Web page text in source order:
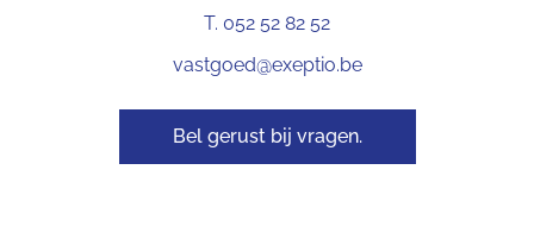
T. 052 52 82 52
vastgoed@exeptio.be
Bel gerust bij vragen.